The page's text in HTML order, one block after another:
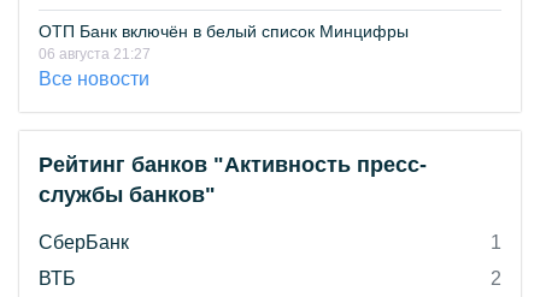
ОТП Банк включён в белый список Минцифры
06 августа 21:27
Все новости
Рейтинг банков "Активность пресс-
службы банков"
СберБанк
1
ВТБ
2